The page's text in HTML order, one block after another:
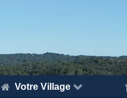
Votre Village